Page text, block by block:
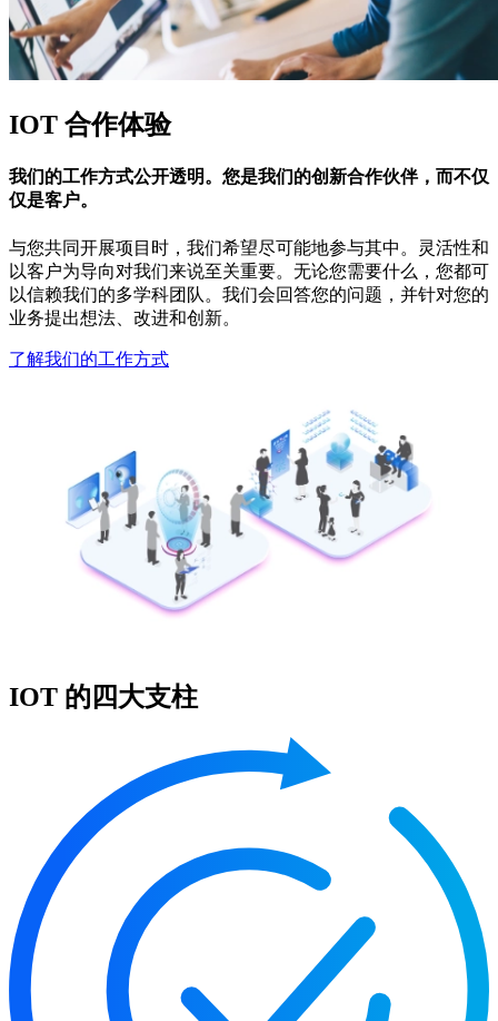
IOT 合作体验
我们的工作方式公开透明。您是我们的创新合作伙伴，而不仅
仅是客户。
与您共同开展项目时，我们希望尽可能地参与其中。灵活性和
以客户为导向对我们来说至关重要。无论您需要什么，您都可
以信赖我们的多学科团队。我们会回答您的问题，并针对您的
业务提出想法、改进和创新。
了解我们的工作方式
IOT 的四大支柱